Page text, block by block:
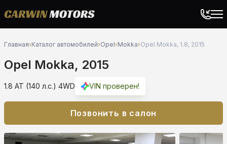
Главная›Каталог автомобилей›Opel›Mokka›Opel Mokka, 1.8, 2015
Opel Mokka, 2015
1.8 AT (140 л.с.) 4WD VIN проверен!
Позвонить в салон